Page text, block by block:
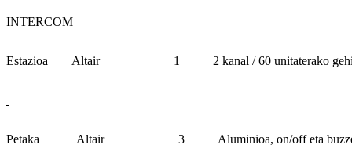
INTERCOM
Estazioa Altair 1 2 kanal / 60 unitaterako
Petaka Altair 3 Aluminioa, on/off eta